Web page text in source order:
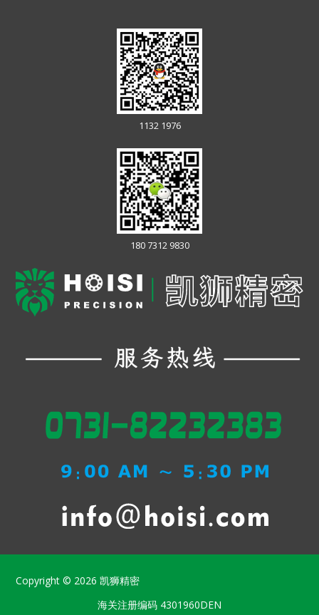
1132 1976
180 7312 9830
Copyright © 2026凯狮精密
海关注册编码 4301960DEN